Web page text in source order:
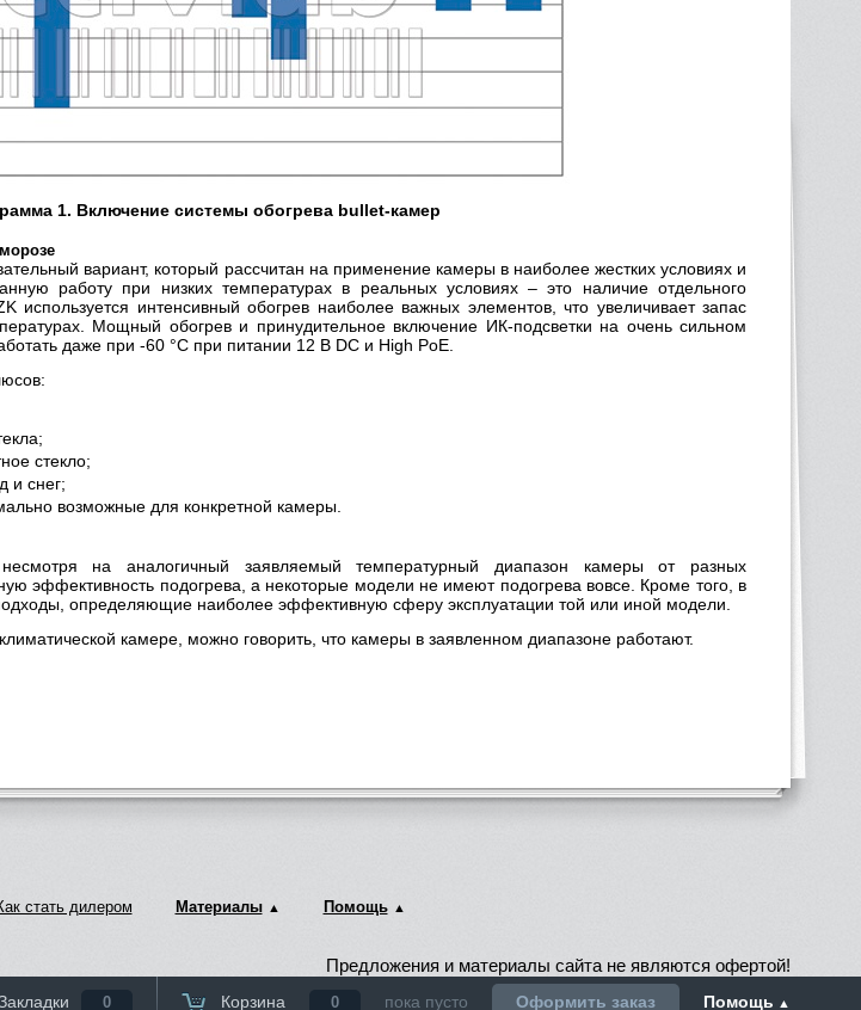
1. Включение системы обогрева bullet-камер
вариант, который рассчитан на применение камеры в наиболее жестких условиях и
работу при низких температурах в реальных условиях – это наличие отдельного
используется интенсивный обогрев наиболее важных элементов, что увеличивает запас
Мощный обогрев и принудительное включение ИК-подсветки на очень сильном
даже при -60 °С при питании 12 В DC и High PoE.
стекло;
и снег;
возможные для конкретной камеры.
на аналогичный заявляемый температурный диапазон камеры от разных
эффективность подогрева, а некоторые модели не имеют подогрева вовсе. Кроме того, в
определяющие наиболее эффективную сферу эксплуатации той или иной модели.
камере, можно говорить, что камеры в заявленном диапазоне работают.
стать дилером Материалы Помощь
Предложения и материалы сайта не являются офертой!
0 Корзина 0 пока пусто Оформить заказ Помощь